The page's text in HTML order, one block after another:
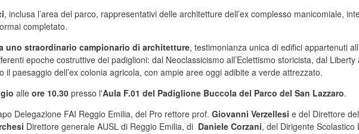
, inclusa l’area del parco, rappresentativi delle architetture dell’ex complesso manicomiale,
completato.
uno straordinario campionario di architetture, testimonianza unica di edifici appartenuti
epoche costruttive dei padiglioni: dal Neoclassicismo all’Eclettismo storicista, dal
il paesaggio dell’ex colonia agricola, con ampie aree oggi adibite a verde attrezzato.
alle ore 10.30 presso l'Aula F.01 del Padiglione Buccola del Parco del San Lazzaro.
Delegazione FAI Reggio Emilia, del Pro rettore prof. Giovanni Verzellesi e del Direttore
Direttore generale AUSL di Reggio Emilia, di Daniele Corzani, del Dirigente Scolastico